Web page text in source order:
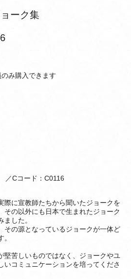
ーク集
み購入できます
Cコード：C0116
際に宣教師たちから聞いたジョークを
その以外にも日本で生まれたジョーク
した。
その源となっているジョークが一体ど
堅苦しいものではなく、ジョークやユ
いコミュニケーションを培ってくださ